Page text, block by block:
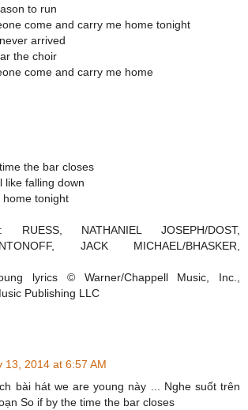
to run
come and carry me home tonight
arrived
the choir
come and carry me home
the bar closes
like falling down
home tonight
RUESS, NATHANIEL JOSEPH/DOST,
JACK MICHAEL/BHASKER,
lyrics © Warner/Chappell Music, Inc.,
Publishing LLC
13, 2014 at 6:57 AM
bài hát we are young này ... Nghe suốt trên
So if by the time the bar closes